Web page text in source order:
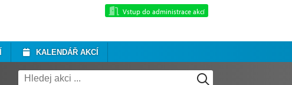
Vstup do administrace akcí
KALENDÁŘ AKCÍ